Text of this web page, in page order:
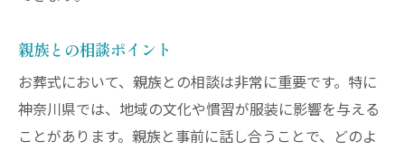
親族との相談ポイント
お葬式において、親族との相談は非常に重要です。特に
神奈川県では、地域の文化や慣習が服装に影響を与える
ことがあります。親族と事前に話し合うことで、どのよ